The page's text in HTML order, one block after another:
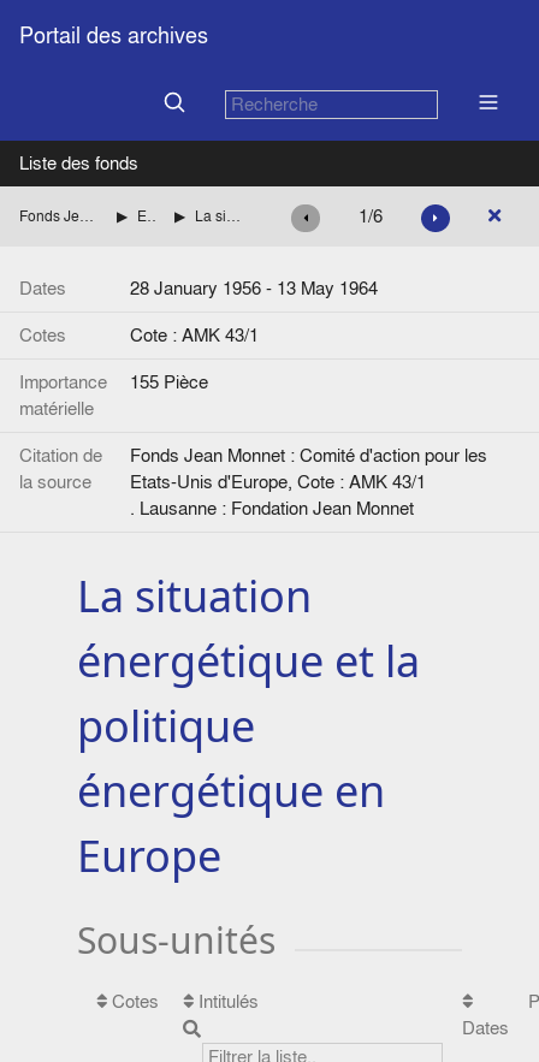
Portail des archives
Liste des fonds
Fonds Jean Monnet : Comité d'action pour les Etats-Unis d'Europe Euratom : Le problème de l'énergie La situation énergétique et la politique énergétique en Europe 1/6
Dates
28 January 1956 - 13 May 1964
Cotes
Cote : AMK 43/1
Importance
matérielle
155 Pièce
Citation de
la source
Fonds Jean Monnet : Comité d'action pour les
Etats-Unis d'Europe, Cote : AMK 43/1
. Lausanne : Fondation Jean Monnet
La situation
énergétique et la
politique
énergétique en
Europe
Sous-unités
Cotes
Intitulés
Dates